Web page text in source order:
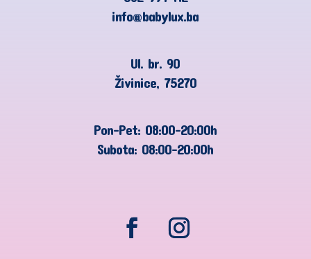
info@babylux.ba
Ul. br. 90
Živinice, 75270
Pon-Pet: 08:00-20:00h
Subota: 08:00-20:00h